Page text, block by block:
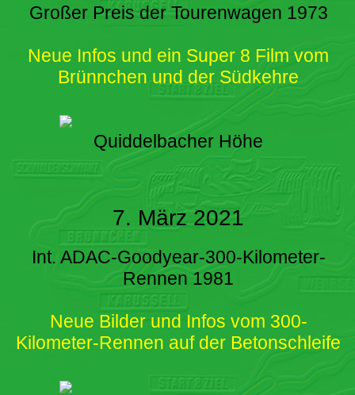
Großer Preis der Tourenwagen 1973
Neue Infos und ein Super 8 Film vom
Brünnchen und der Südkehre
Quiddelbacher Höhe
7. März 2021
Int. ADAC-Goodyear-300-Kilometer-
Rennen 1981
Neue Bilder und Infos vom 300-
Kilometer-Rennen auf der Betonschleife